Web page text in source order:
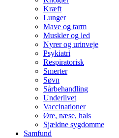
Kræft
Lunger
Mave og tarm
Muskler og led
Nyrer og urinveje
Psykiatri
Respiratorisk
Smerter
Søvn
Sårbehandling
Underlivet
Vaccinationer
Øre, næse, hals
Sjældne sygdomme
Samfund